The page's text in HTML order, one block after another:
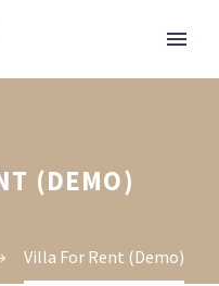
(DEMO)
Villa For Rent (Demo)